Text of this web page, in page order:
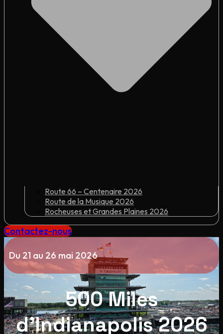
Route 66 – Centenaire 2026
Route de la Musique 2026
Rocheuses et Grandes Plaines 2026
Contactez-nous
Du 21 au 26 mai 2026
500 Miles
d'Indianapolis 2026